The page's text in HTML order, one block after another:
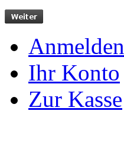
Anmelden
Ihr Konto
Zur Kasse